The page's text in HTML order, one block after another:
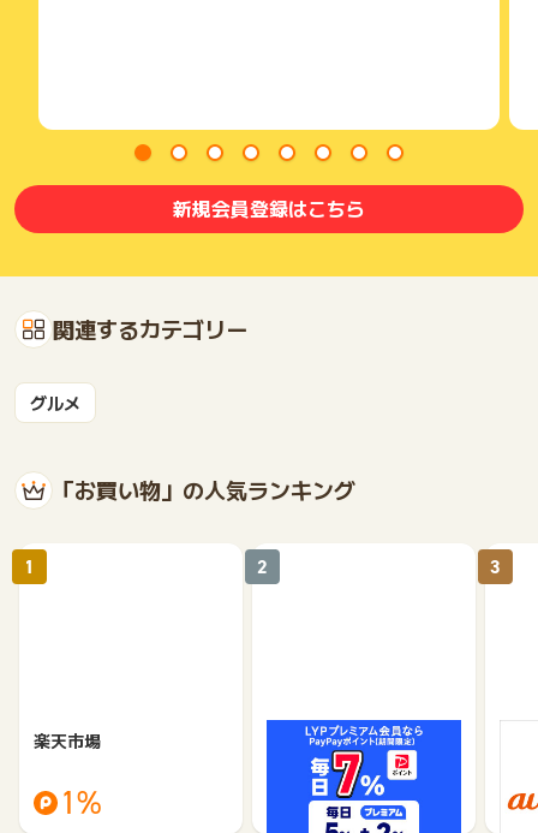
新規会員登録はこちら
関連するカテゴリー
グルメ
「お買い物」の人気ランキング
楽天市場
1%
1
Yahoo!ショッピング
1%
2 3